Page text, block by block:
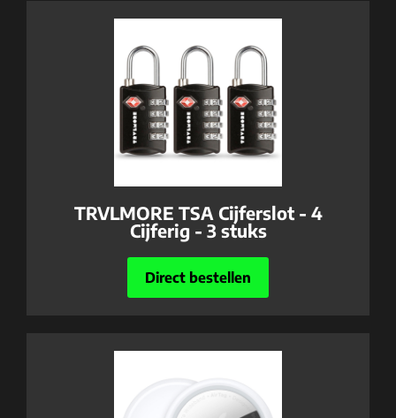
TRVLMORE TSA Cijferslot - 4
Cijferig - 3 stuks
Direct bestellen